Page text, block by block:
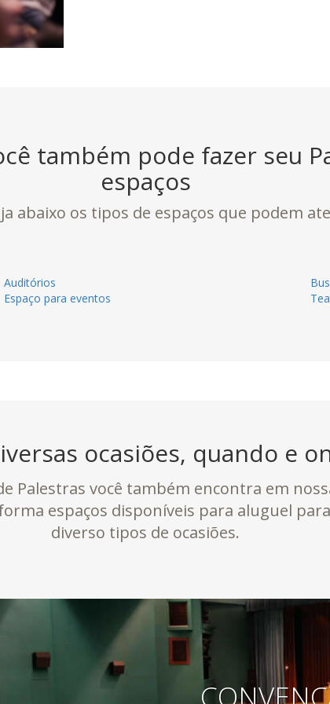
também pode fazer seu
espaços
abaixo os tipos de espaços que podem
Auditórios
Espaço para eventos
ocasiões, quando e
Palestras você também encontra em
espaços disponíveis para aluguel para
diverso tipos de ocasiões.